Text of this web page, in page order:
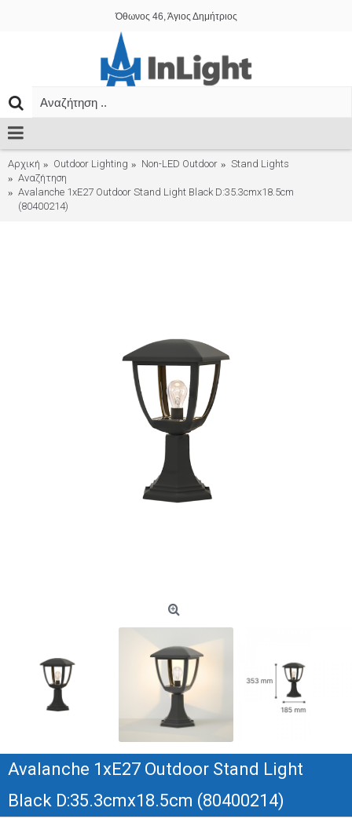
Όθωνος 46, Άγιος Δημήτριος
Αρχική Outdoor Lighting Non-LED Outdoor
Stand Lights
Αναζήτηση
Avalanche 1xE27 Outdoor Stand Light Black D:35.3cmx18.5cm
(80400214)
Avalanche 1xE27 Outdoor Stand Light
Black D:35.3cmx18.5cm (80400214)